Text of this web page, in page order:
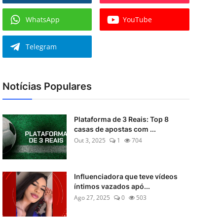
WhatsApp YouTube
Telegram
Notícias Populares
Plataforma de 3 Reais: Top 8
casas de apostas com ...
Out 3, 2025
1 704
Influenciadora que teve vídeos
íntimos vazados apó...
Ago 27, 2025
0 503